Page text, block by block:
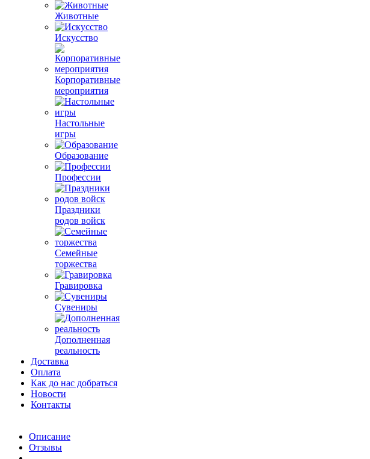
Животные
Искусство
Корпоративные
мероприятия
Настольные
игры
Образование
Профессии
Праздники
родов войск
Семейные
торжества
Гравировка
Сувениры
Дополненная
реальность
Доставка
Оплата
Как до нас добраться
Новости
Контакты
Описание
Отзывы